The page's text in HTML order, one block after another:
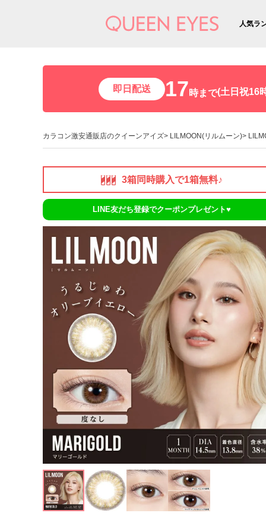
人気ラ
即日配送 17時まで(土日祝16
カラコン激安通販店のクイーンアイズ LILMOON(リルムーン)
3箱同時購入で1箱無料♪
LINE友だち登録でクーポンプレゼント♥